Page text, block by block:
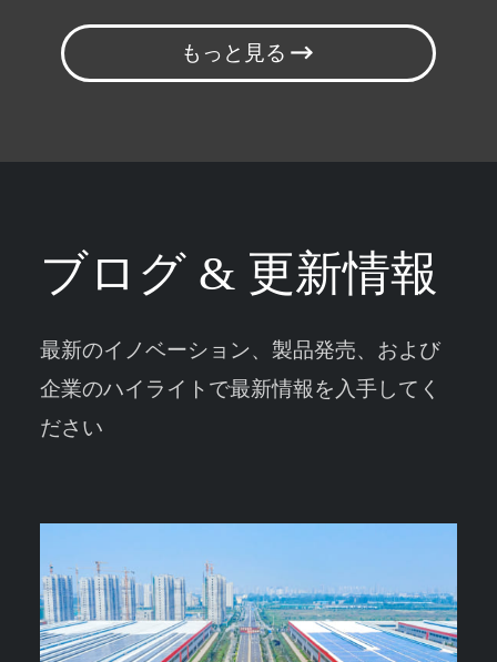
もっと見る
ブログ & 更新情報
最新のイノベーション、製品発売、および
企業のハイライトで最新情報を入手してく
ださい